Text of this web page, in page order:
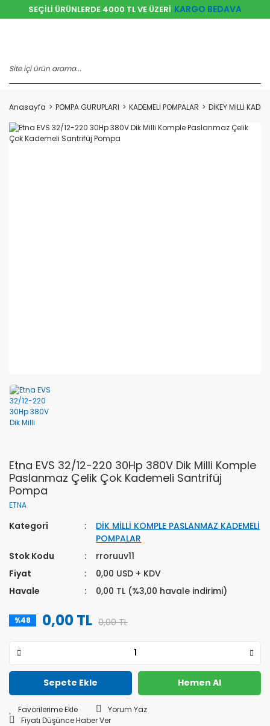
SEÇİLİ ÜRÜNLERDE 4000 TL VE ÜZERİ KARGO BEDAVA
Anasayfa POMPA GURUPLARI KADEMELİ POMPALAR DİKEY MİLLİ
Etna EVS 32/12-220 30Hp 380V Dik Milli Komple
Paslanmaz Çelik Çok Kademeli Santrifüj
Pompa
ETNA
Kategori
DİK MİLLİ KOMPLE PASLANMAZ KADEMELİ
POMPALAR
Stok Kodu
rroruuv11
Fiyat
0,00 USD + KDV
Havale
0,00 TL (%3,00 havale indirimi)
%48 0,00 TL 0,00 TL
Sepete Ekle Hemen Al
Yorum Yaz
Fiyatı Düşünce Haber Ver